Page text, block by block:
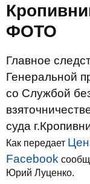
ФОТО
Главное
Генеральной
со Службой
суда
Как передает
Facebook
Юрий Луценко.